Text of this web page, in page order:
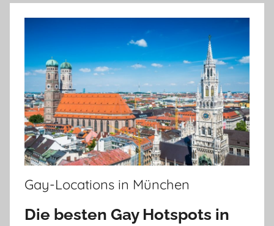
Ihn.de
lieben
Gay-Locations in München
Die besten Gay Hotspots in